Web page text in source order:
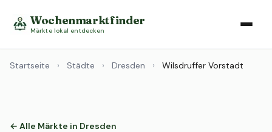
Wochenmarktfinder
Märkte lokal entdecken
Startseite › Städte › Dresden › Wilsdruffer Vorstadt
← Alle Märkte in Dresden